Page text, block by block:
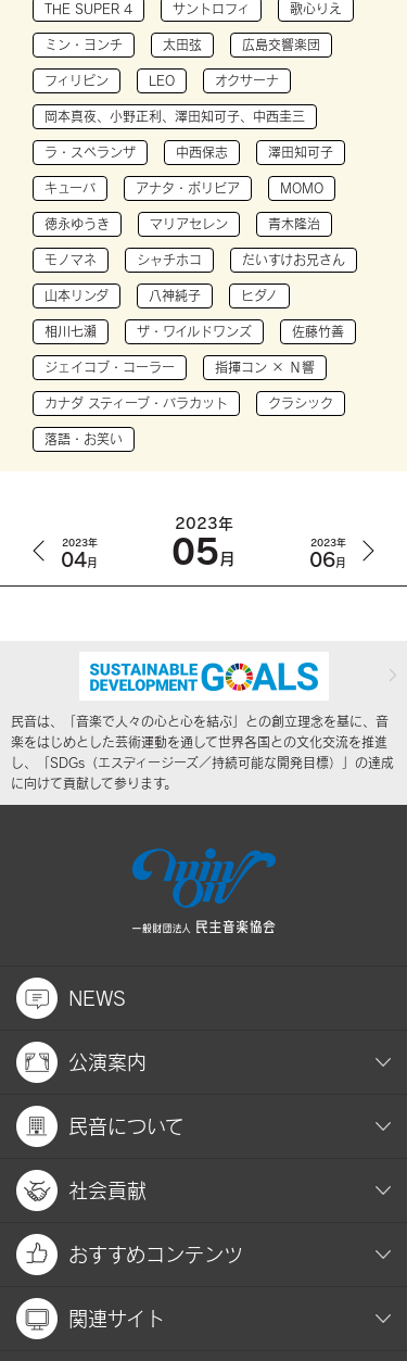
THE SUPER 4 サントロフィ 歌心りえ
ミン・ヨンチ 太田弦 広島交響楽団
フィリピン LEO オクサーナ
岡本真夜、小野正利、澤田知可子、中西圭三
ラ・スペランザ 中西保志 澤田知可子
キューバ アナタ・ボリビア MOMO
徳永ゆうき マリアセレン 青木隆治
モノマネ シャチホコ だいすけお兄さん
山本リンダ 八神純子 ヒダノ
相川七瀬 ザ・ワイルドワンズ 佐藤竹善
ジェイコブ・コーラー 指揮コン × Ｎ響
カナダ スティーブ・バラカット クラシック
落語・お笑い
2023年
04月
2023年
05月
2023年
06月
民音は、「音楽で人々の心と心を結ぶ」との創立理念を基に、音
楽をはじめとした芸術運動を通して世界各国との文化交流を推進
し、「SDGs（エスディージーズ／持続可能な開発目標）」の達成
に向けて貢献して参ります。
NEWS
公演案内
民音について
社会貢献
おすすめコンテンツ
関連サイト